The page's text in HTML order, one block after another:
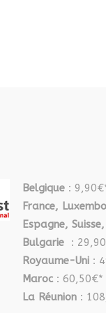
Belgique :
France,
Espagne,
Bulgarie
:
Royaume-Uni :
Maroc : 60,50€*
La Réunion :